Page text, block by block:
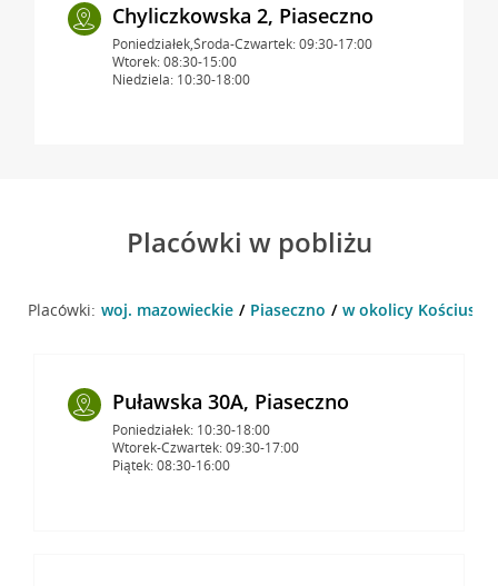
Chyliczkowska 2, Piaseczno
Poniedziałek,Środa-Czwartek: 09:30-17:00
Wtorek: 08:30-15:00
Niedziela: 10:30-18:00
Placówki w pobliżu
Placówki: woj. mazowieckie Piaseczno w okolicy
Puławska 30A, Piaseczno
Poniedziałek: 10:30-18:00
Wtorek-Czwartek: 09:30-17:00
Piątek: 08:30-16:00